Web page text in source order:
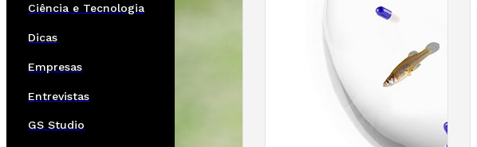
Ciência e Tecnologia
Dicas
Empresas
Entrevistas
GS Studio